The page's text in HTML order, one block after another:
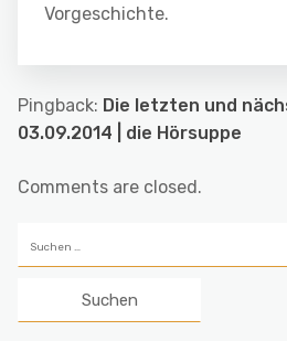
Vorgeschichte.
Pingback: Die letzten und
03.09.2014 | die Hörsuppe
Comments are closed.
nach: